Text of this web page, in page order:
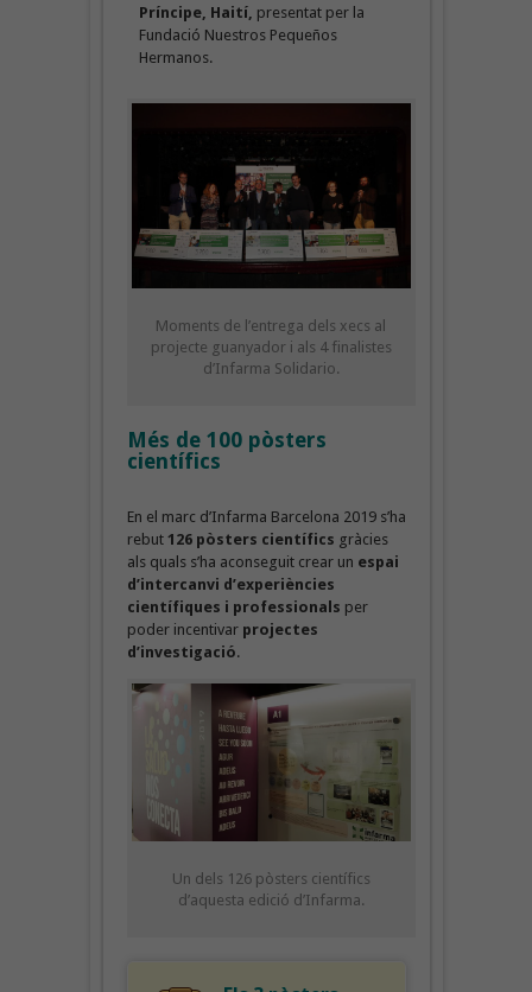
Príncipe, Haití, presentat per la
Fundació Nuestros Pequeños
Hermanos.
Moments de l’entrega dels xecs al
projecte guanyador i als 4 finalistes
d’Infarma Solidario.
Més de 100 pòsters
científics
En el marc d’Infarma Barcelona 2019 s’ha
rebut 126 pòsters científics gràcies
als quals s’ha aconseguit crear un espai
d’intercanvi d’experiències
científiques i professionals per
poder incentivar projectes
d’investigació.
Un dels 126 pòsters científics
d’aquesta edició d’Infarma.